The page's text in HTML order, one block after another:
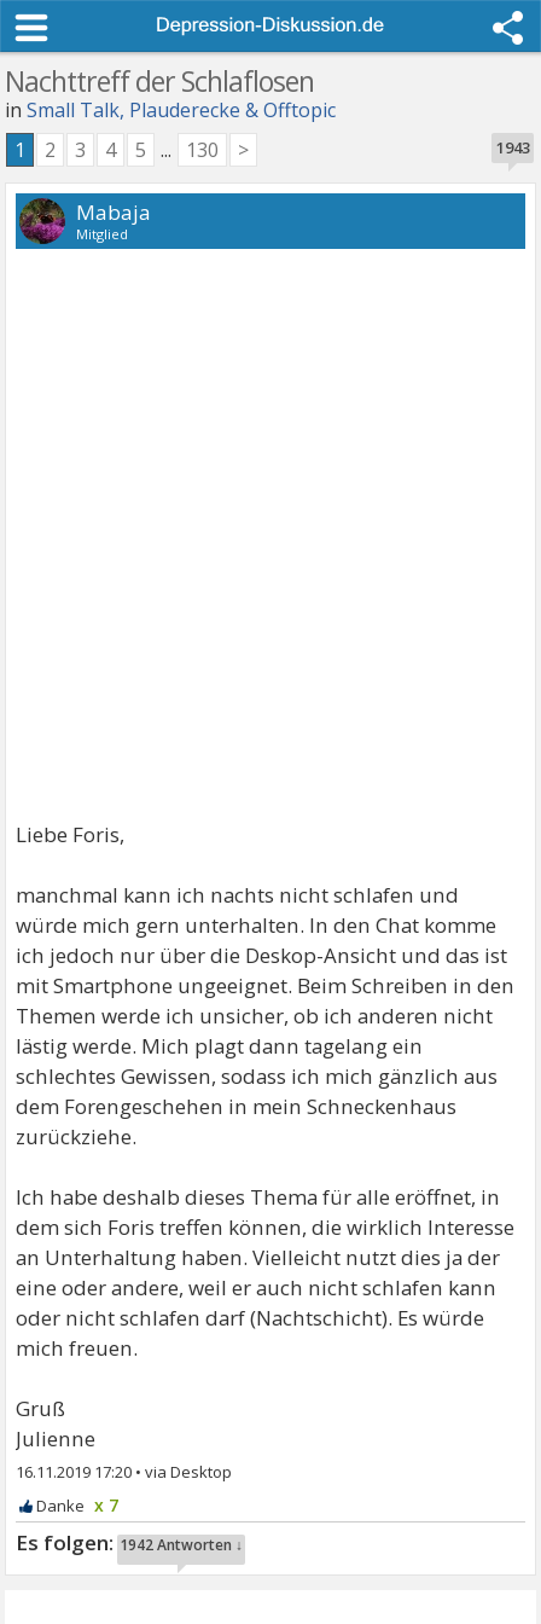
Nachttreff der Schlaflosen
inSmall Talk, Plauderecke & Offtopic
1943
1 2 3 4 5 ... 130 >
Mabaja
Mitglied
Liebe Foris,
manchmal kann ich nachts nicht schlafen und
würde mich gern unterhalten. In den Chat komme
ich jedoch nur über die Deskop-Ansicht und das ist
mit Smartphone ungeeignet. Beim Schreiben in den
Themen werde ich unsicher, ob ich anderen nicht
lästig werde. Mich plagt dann tagelang ein
schlechtes Gewissen, sodass ich mich gänzlich aus
dem Forengeschehen in mein Schneckenhaus
zurückziehe.
Ich habe deshalb dieses Thema für alle eröffnet, in
dem sich Foris treffen können, die wirklich Interesse
an Unterhaltung haben. Vielleicht nutzt dies ja der
eine oder andere, weil er auch nicht schlafen kann
oder nicht schlafen darf (Nachtschicht). Es würde
mich freuen.
Gruß
Julienne
16.11.2019 17:20 •
x 7
1942 Antworten ↓